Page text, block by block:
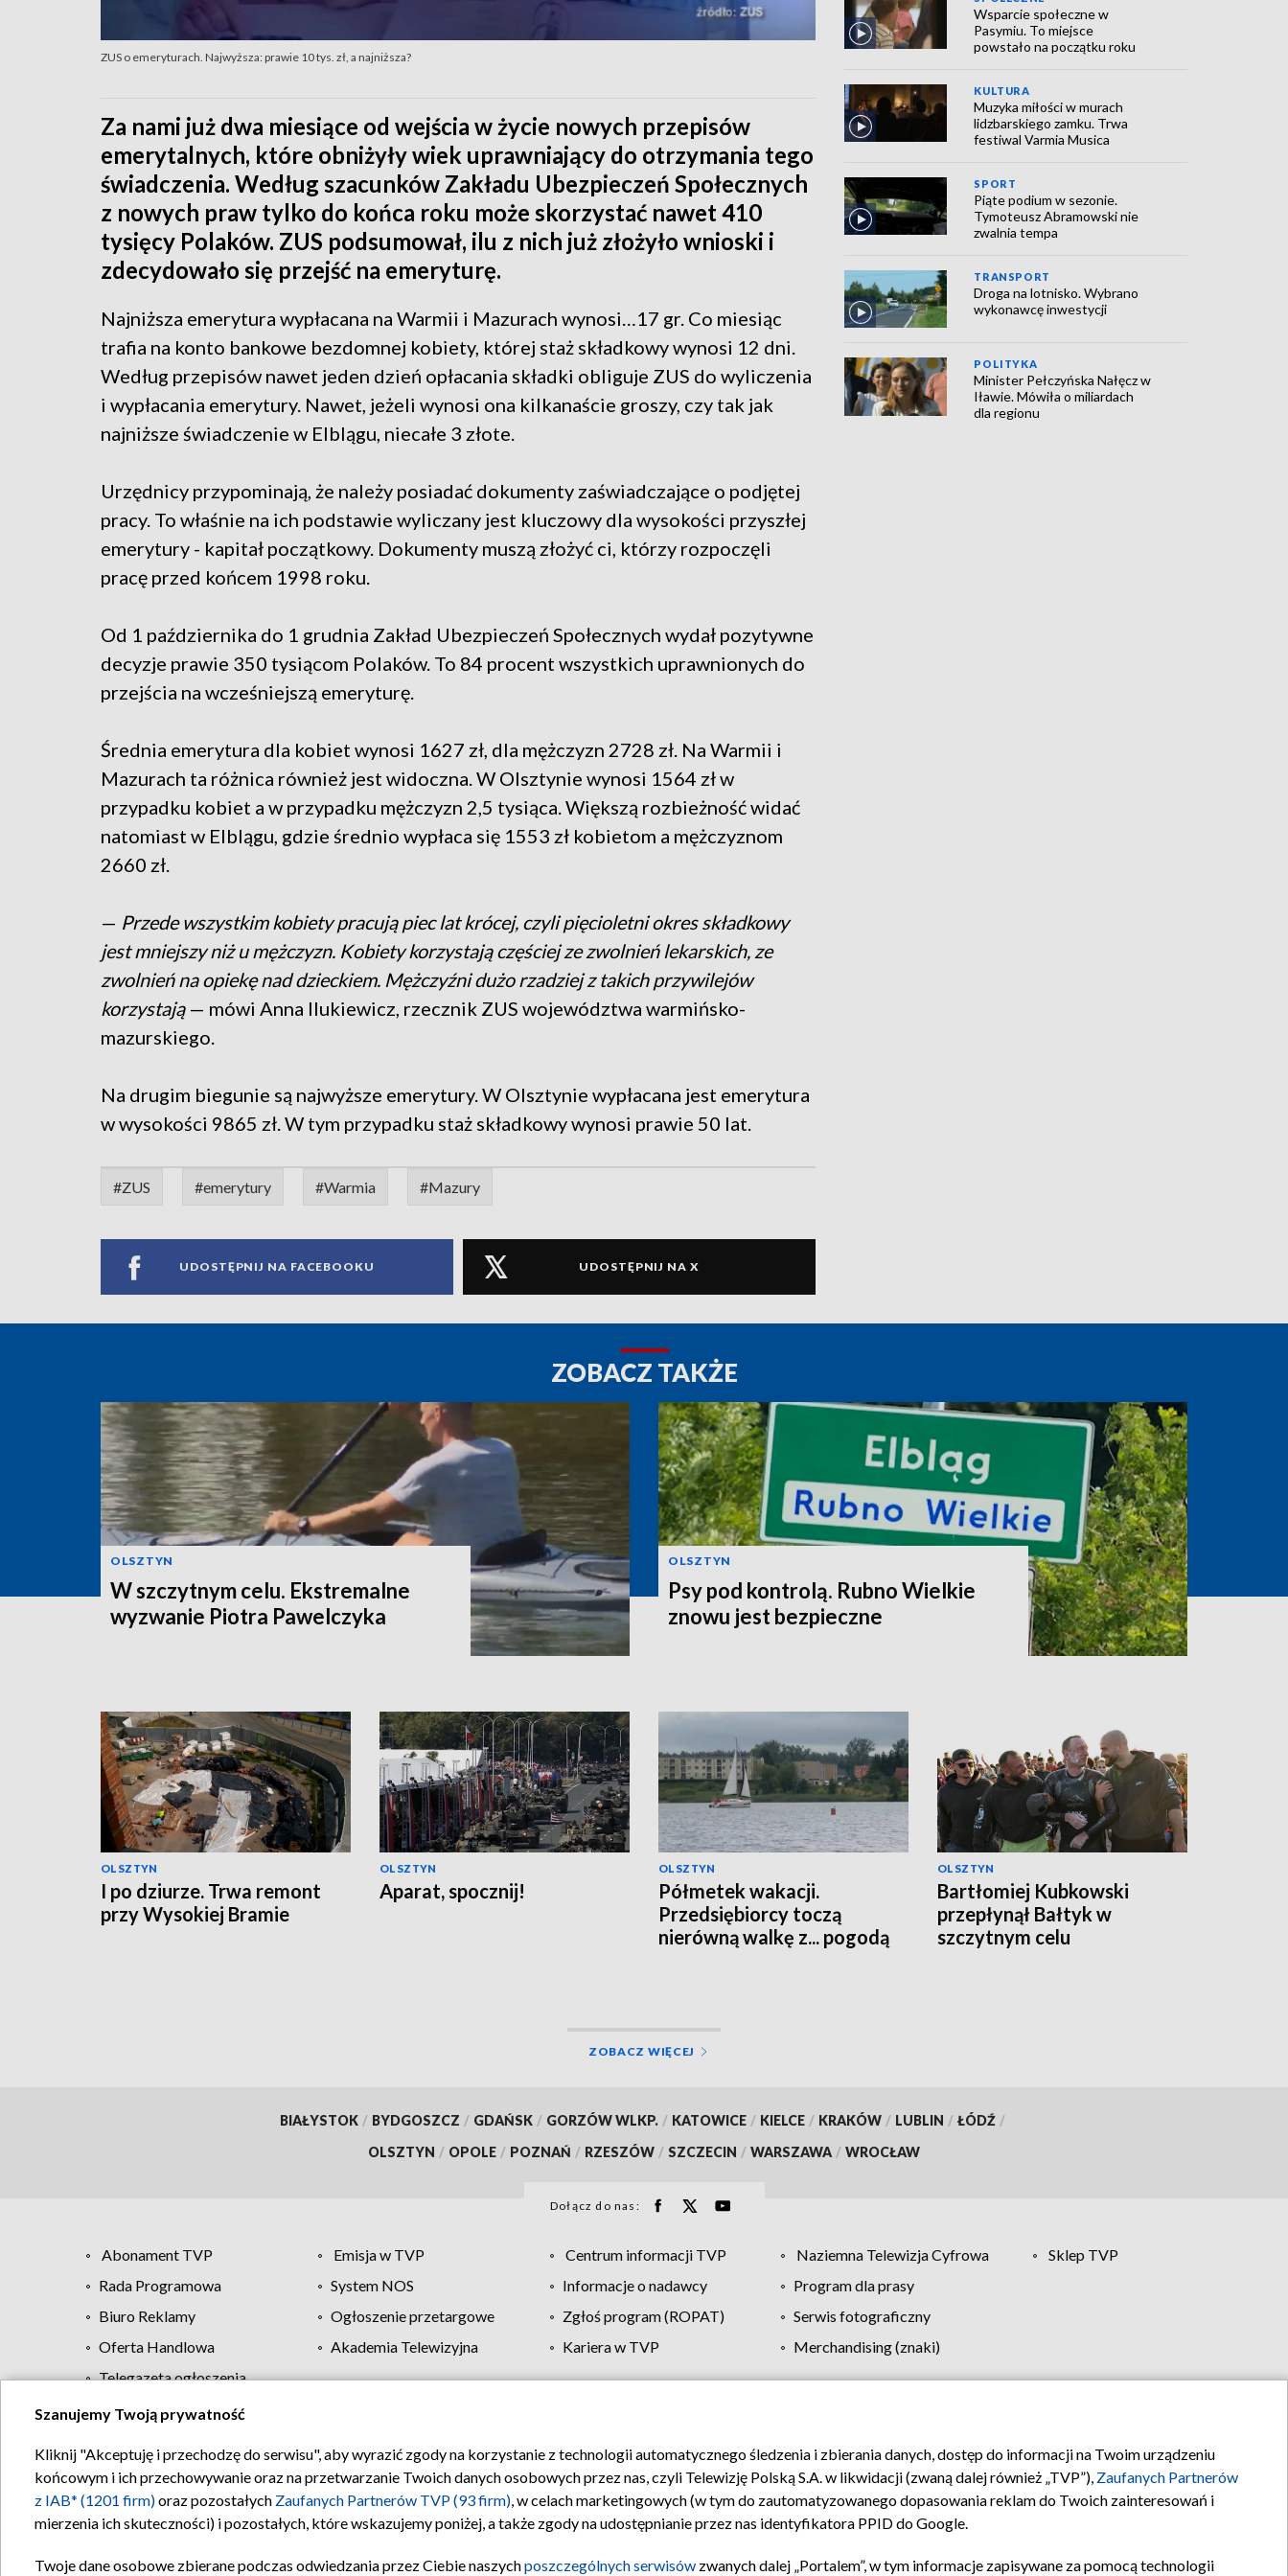
ZUS o emeryturach. Najwyższa: prawie 10 tys. zł, a najniższa?
Za nami już dwa miesiące od wejścia w życie nowych przepisów
emerytalnych, które obniżyły wiek uprawniający do otrzymania tego
świadczenia. Według szacunków Zakładu Ubezpieczeń Społecznych
z nowych praw tylko do końca roku może skorzystać nawet 410
tysięcy Polaków. ZUS podsumował, ilu z nich już złożyło wnioski i
zdecydowało się przejść na emeryturę.
Najniższa emerytura wypłacana na Warmii i Mazurach wynosi…17 gr. Co miesiąc
trafia na konto bankowe bezdomnej kobiety, której staż składkowy wynosi 12 dni.
Według przepisów nawet jeden dzień opłacania składki obliguje ZUS do wyliczenia
i wypłacania emerytury. Nawet, jeżeli wynosi ona kilkanaście groszy, czy tak jak
najniższe świadczenie w Elblągu, niecałe 3 złote.
Urzędnicy przypominają, że należy posiadać dokumenty zaświadczające o podjętej
pracy. To właśnie na ich podstawie wyliczany jest kluczowy dla wysokości przyszłej
emerytury - kapitał początkowy. Dokumenty muszą złożyć ci, którzy rozpoczęli
pracę przed końcem 1998 roku.
Od 1 października do 1 grudnia Zakład Ubezpieczeń Społecznych wydał pozytywne
decyzje prawie 350 tysiącom Polaków. To 84 procent wszystkich uprawnionych do
przejścia na wcześniejszą emeryturę.
Średnia emerytura dla kobiet wynosi 1627 zł, dla mężczyzn 2728 zł. Na Warmii i
Mazurach ta różnica również jest widoczna. W Olsztynie wynosi 1564 zł w
przypadku kobiet a w przypadku mężczyzn 2,5 tysiąca. Większą rozbieżność widać
natomiast w Elblągu, gdzie średnio wypłaca się 1553 zł kobietom a mężczyznom
2660 zł.
— Przede wszystkim kobiety pracują piec lat krócej, czyli pięcioletni okres składkowy
jest mniejszy niż u mężczyzn. Kobiety korzystają częściej ze zwolnień lekarskich, ze
zwolnień na opiekę nad dzieckiem. Mężczyźni dużo rzadziej z takich przywilejów
korzystają — mówi Anna Ilukiewicz, rzecznik ZUS województwa warmińsko-
mazurskiego.
Na drugim biegunie są najwyższe emerytury. W Olsztynie wypłacana jest emerytura
w wysokości 9865 zł. W tym przypadku staż składkowy wynosi prawie 50 lat.
#ZUS #emerytury #Warmia #Mazury
UDOSTĘPNIJ NA FACEBOOKU UDOSTĘPNIJ NA X
Wsparcie społeczne w
Pasymiu. To miejsce
powstało na początku roku
KULTURA
Muzyka miłości w murach
lidzbarskiego zamku. Trwa
festiwal Varmia Musica
SPORT
Piąte podium w sezonie.
Tymoteusz Abramowski nie
zwalnia tempa
TRANSPORT
Droga na lotnisko. Wybrano
wykonawcę inwestycji
POLITYKA
Minister Pełczyńska Nałęcz w
Iławie. Mówiła o miliardach
dla regionu
ZOBACZ TAKŻE
OLSZTYN
W szczytnym celu. Ekstremalne
wyzwanie Piotra Pawelczyka
OLSZTYN
Psy pod kontrolą. Rubno Wielkie
znowu jest bezpieczne
OLSZTYN
I po dziurze. Trwa remont
przy Wysokiej Bramie
OLSZTYN
Aparat, spocznij!
OLSZTYN
Półmetek wakacji.
Przedsiębiorcy toczą
nierówną walkę z... pogodą
OLSZTYN
Bartłomiej Kubkowski
przepłynął Bałtyk w
szczytnym celu
ZOBACZ WIĘCEJ
BIAŁYSTOK / BYDGOSZCZ / GDAŃSK / GORZÓW WLKP. / KATOWICE / KIELCE / KRAKÓW / LUBLIN / ŁÓDŹ /
OLSZTYN / OPOLE / POZNAŃ / RZESZÓW / SZCZECIN / WARSZAWA / WROCŁAW
Dołącz do nas:
Abonament TVP Emisja w TVP Centrum informacji TVP Naziemna Telewizja Cyfrowa
Sklep TVP
Rada Programowa
System NOS Informacje o nadawcy
Program dla prasy
Biuro Reklamy
Ogłoszenie przetargowe Zgłoś program (ROPAT)
Serwis fotograficzny
Oferta Handlowa
Akademia Telewizyjna Kariera w TVP
Merchandising (znaki)
Telegazeta ogłoszenia
Regulamin TVP Polityka prywatności Moje zgody Pomoc Biuro reklamy Kontakt
Szanujemy Twoją prywatność
Kliknij "Akceptuję i przechodzę do serwisu", aby wyrazić zgody na korzystanie z technologii automatycznego śledzenia i zbierania danych, dostęp do informacji na Twoim urządzeniu
końcowym i ich przechowywanie oraz na przetwarzanie Twoich danych osobowych przez nas, czyli Telewizję Polską S.A. w likwidacji (zwaną dalej również „TVP”), Zaufanych Partnerów
z IAB* (1201 firm)oraz pozostałych Zaufanych Partnerów TVP (93 firm), w celach marketingowych (w tym do zautomatyzowanego dopasowania reklam do Twoich zainteresowań i
mierzenia ich skuteczności) i pozostałych, które wskazujemy poniżej, a także zgody na udostępnianie przez nas identyfikatora PPID do Google.
Twoje dane osobowe zbierane podczas odwiedzania przez Ciebie naszychposzczególnych serwisów zwanych dalej „Portalem”, w tym informacje zapisywane za pomocą technologii